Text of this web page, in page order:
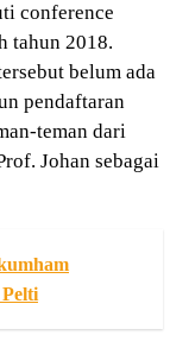
conference
tahun 2018.
belum ada
pendaftaran
teman dari
Johan sebagai